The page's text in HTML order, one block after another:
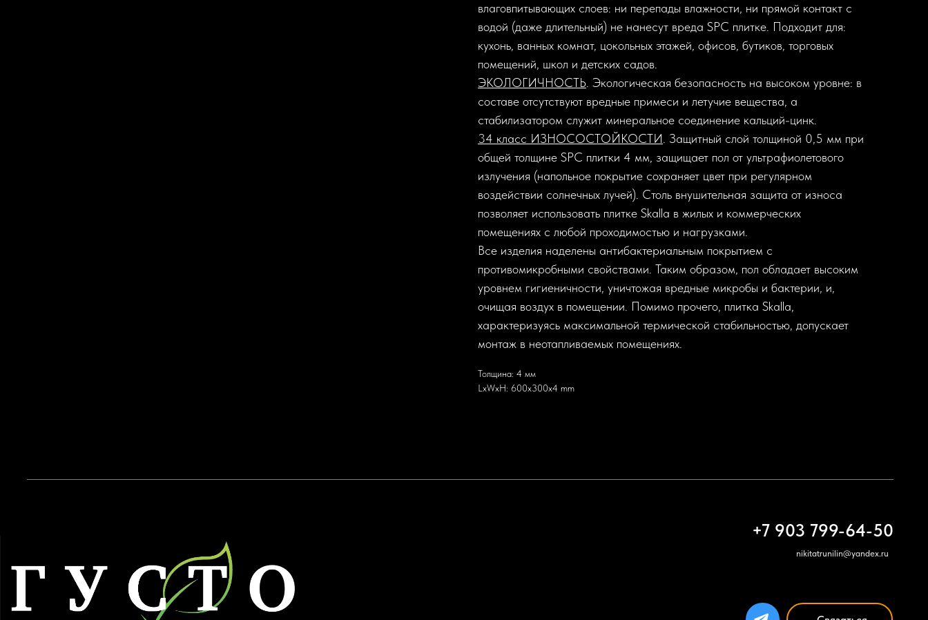
влаговпитывающих слоев: ни перепады влажности, ни прямой контакт с
водой (даже длительный) не нанесут вреда SPC плитке. Подходит для:
кухонь, ванных комнат, цокольных этажей, офисов, бутиков, торговых
помещений, школ и детских садов.
ЭКОЛОГИЧНОСТЬ . Экологическая безопасность на высоком уровне: в
составе отсутствуют вредные примеси и летучие вещества, а
стабилизатором служит минеральное соединение кальций-цинк.
34 класс ИЗНОСОСТОЙКОСТИ . Защитный слой толщиной 0,5 мм при
общей толщине SPC плитки 4 мм, защищает пол от ультрафиолетового
излучения (напольное покрытие сохраняет цвет при регулярном
воздействии солнечных лучей). Столь внушительная защита от износа
позволяет использовать плитке Skalla в жилых и коммерческих
помещениях с любой проходимостью и нагрузками.
Все изделия наделены антибактериальным покрытием с
противомикробными свойствами. Таким образом, пол обладает высоким
уровнем гигиеничности, уничтожая вредные микробы и бактерии, и,
очищая воздух в помещении. Помимо прочего, плитка Skalla,
характеризуясь максимальной термической стабильностью, допускает
монтаж в неотапливаемых помещениях.
Толщина: 4 мм
LxWxH: 600x300x4 mm
ИНН: 505603410120